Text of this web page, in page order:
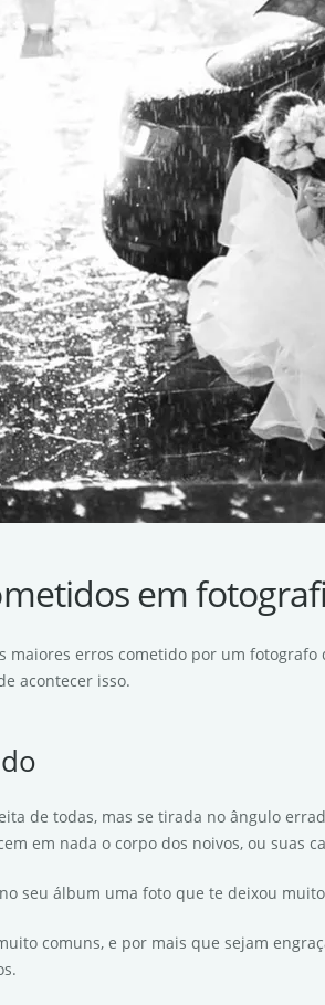
em
maiores erros cometido por um
acontecer isso.
de todas, mas se tirada no ângulo
em nada o corpo dos noivos, ou suas
seu álbum uma foto que te deixou
comuns, e por mais que sejam